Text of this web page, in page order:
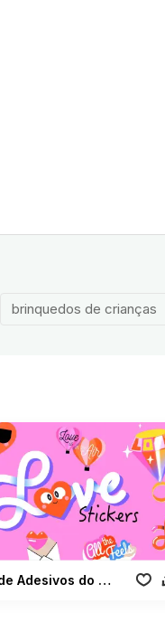
brinquedos de crianças
Pacote de Adesivos do Amor